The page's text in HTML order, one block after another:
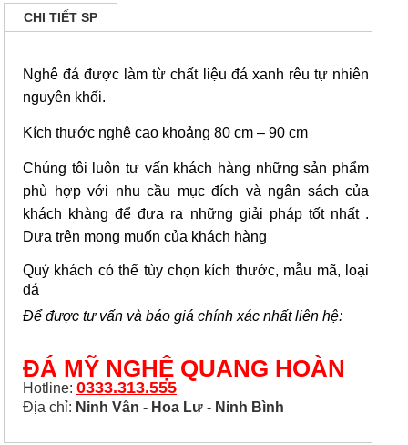
CHI TIẾT SP
Nghê đá được làm từ chất liệu đá xanh rêu tự nhiên
nguyên khối.
Kích thước nghê cao khoảng 80 cm – 90 cm
Chúng tôi luôn tư vấn khách hàng những sản phẩm
phù hợp với nhu cầu mục đích và ngân sách của
khách khàng để đưa ra những giải pháp tốt nhất .
Dựa trên mong muốn của khách hàng
Quý khách có thể tùy chọn kích thước, mẫu mã, loại
đá
Để được tư vấn và báo giá chính xác nhất liên hệ:
ĐÁ MỸ NGHỆ QUANG HOÀN
Hotline: 0333.313.555
Địa chỉ: Ninh Vân - Hoa Lư - Ninh Bình